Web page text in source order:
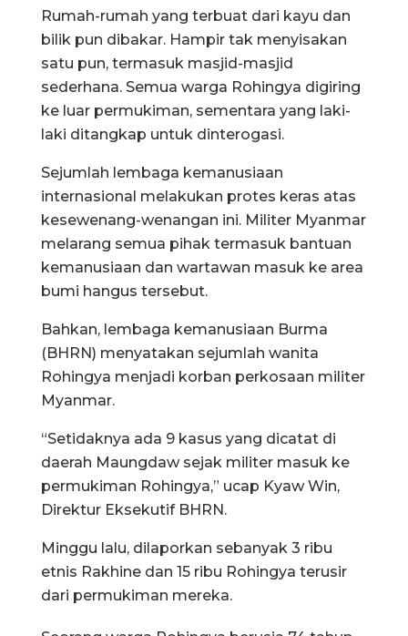
Rumah-rumah yang terbuat dari kayu dan
bilik pun dibakar. Hampir tak menyisakan
satu pun, termasuk masjid-masjid
sederhana. Semua warga Rohingya digiring
ke luar permukiman, sementara yang laki-
laki ditangkap untuk dinterogasi.
Sejumlah lembaga kemanusiaan
internasional melakukan protes keras atas
kesewenang-wenangan ini. Militer Myanmar
melarang semua pihak termasuk bantuan
kemanusiaan dan wartawan masuk ke area
bumi hangus tersebut.
Bahkan, lembaga kemanusiaan Burma
(BHRN) menyatakan sejumlah wanita
Rohingya menjadi korban perkosaan militer
Myanmar.
“Setidaknya ada 9 kasus yang dicatat di
daerah Maungdaw sejak militer masuk ke
permukiman Rohingya,” ucap Kyaw Win,
Direktur Eksekutif BHRN.
Minggu lalu, dilaporkan sebanyak 3 ribu
etnis Rakhine dan 15 ribu Rohingya terusir
dari permukiman mereka.